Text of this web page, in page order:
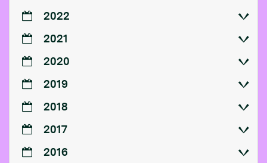
2022
2021
2020
2019
2018
2017
2016